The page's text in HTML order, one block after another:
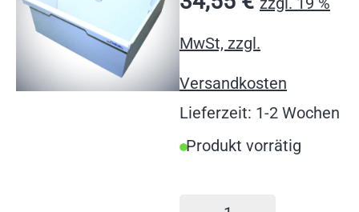
MwSt, zzgl.
Versandkosten
Lieferzeit: 1-2 Wochen
Produkt vorrätig